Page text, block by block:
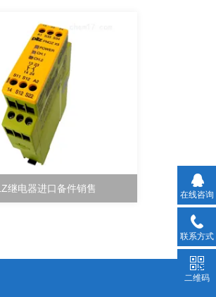
继电器进口备件销售
在线咨询
联系方式
二维码